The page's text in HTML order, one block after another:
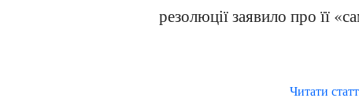
резолюції заявило про її
Читати